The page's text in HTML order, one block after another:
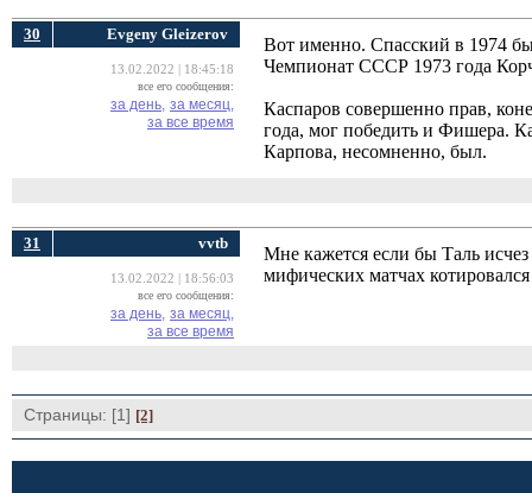
30 Evgeny Gleizerov
13.02.2022 | 18:45:18
все его сообщения:
за день, за месяц,
за все время
Вот именно. Спасский в 1974
Чемпионат СССР 1973 года
Каспаров совершенно прав,
года, мог победить и Фишера.
Карпова, несомненно, был.
31 vvtb
13.02.2022 | 18:56:03
все его сообщения:
за день, за месяц,
за все время
Мне кажется если бы Таль
мифических матчах
Страницы: [1] [2]